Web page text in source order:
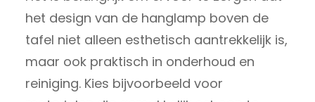
het design van de hanglamp boven de
tafel niet alleen esthetisch aantrekkelijk is,
maar ook praktisch in onderhoud en
reiniging. Kies bijvoorbeeld voor